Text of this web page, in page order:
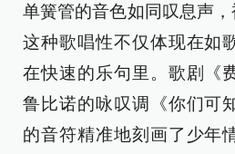
单簧管的音色如同叹息声，
这种歌唱性不仅体现在如
在快速的乐句里。歌剧《
鲁比诺的咏叹调《你们可
的音符精准地刻画了少年